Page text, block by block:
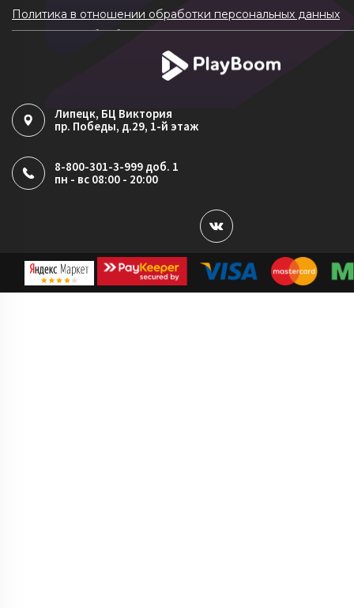
Политика в отношении обработки персональных данных
Согласие на обработку ПДн
Политика обработки файлов cookie
Липецк, БЦ Виктория
пр. Победы, д.29, 1-й этаж
8-800-301-3-999 доб. 1
пн - вс 08:00 - 20:00